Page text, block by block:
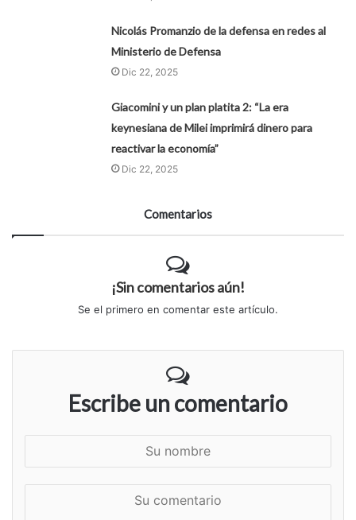
Nicolás Promanzio de la defensa en redes al
Ministerio de Defensa
Dic 22, 2025
Giacomini y un plan platita 2: “La era
keynesiana de Milei imprimirá dinero para
reactivar la economía”
Dic 22, 2025
Comentarios
¡Sin comentarios aún!
Se el primero en comentar este artículo.
Escribe un comentario